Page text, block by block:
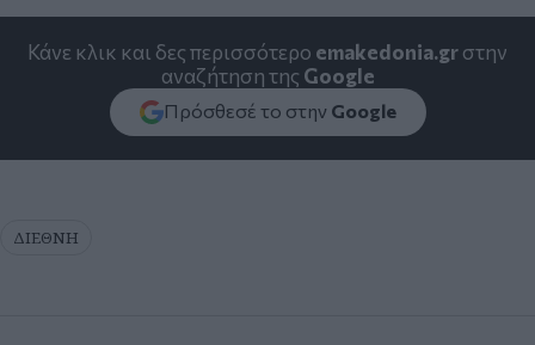
Κάνε κλικ και δες περισσότερο emakedonia.grστην
αναζήτηση της Google
Πρόσθεσέ το στην Google
ΔΙΕΘΝΗ